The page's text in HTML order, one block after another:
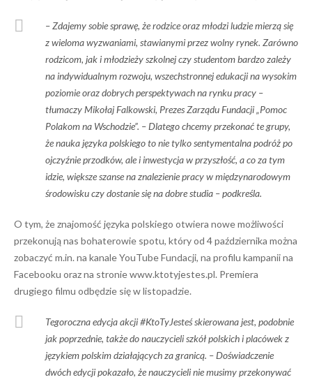
–Zdajemy sobie sprawę, że rodzice oraz młodzi ludzie mierzą się
z wieloma wyzwaniami, stawianymi przez wolny rynek. Zarówno
rodzicom, jak i młodzieży szkolnej czy studentom bardzo zależy
na indywidualnym rozwoju, wszechstronnej edukacji na wysokim
poziomie oraz dobrych perspektywach na rynku pracy –
tłumaczy Mikołaj Falkowski, Prezes Zarządu Fundacji „Pomoc
Polakom na Wschodzie”. –Dlatego chcemy przekonaćte grupy,
że nauka języka polskiego to nie tylko sentymentalna podróż po
ojczyźnie przodków, ale i inwestycja w przyszłość, a co za tym
idzie, większe szanse na znalezienie pracy w międzynarodowym
środowiskuczy dostanie się na dobre studia – podkreśla.
O tym, że znajomość języka polskiego otwiera nowe możliwości
przekonują nas bohaterowie spotu, który od 4 października można
zobaczyć m.in. na kanale YouTube Fundacji, na profilu kampanii na
Facebooku oraz na stronie www.ktotyjestes.pl. Premiera
drugiego filmu odbędzie się w listopadzie.
Tegoroczna edycja akcji #KtoTyJesteś skierowana jest, podobnie
jak poprzednie, także do nauczycieli szkół polskich i placówek z
językiem polskim działających za granicą. –Doświadczenie
dwóch edycji pokazało, że nauczycieli nie musimy przekonywać